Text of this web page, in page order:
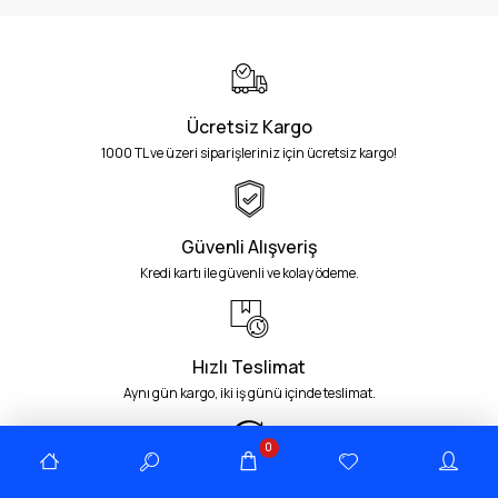
Ücretsiz Kargo
1000 TL ve üzeri siparişleriniz için ücretsiz kargo!
Güvenli Alışveriş
Kredi kartı ile güvenli ve kolay ödeme.
Hızlı Teslimat
Aynı gün kargo, iki iş günü içinde teslimat.
0